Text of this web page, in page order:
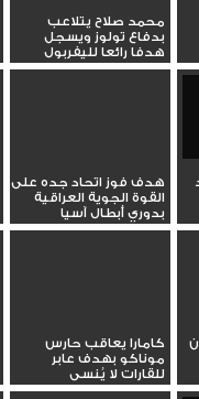
محمد صلاح يتلاعب
بدفاع تولوز ويسجل
هدفا رائعا لليفربول
بالدوري...
هدف فوز اتحاد جده على
القوة الجوية العراقية
بدوري أبطال آسيا
كامارا يعاقب حارس
موناكو بهدف عابر
للقارات لا يُنسى